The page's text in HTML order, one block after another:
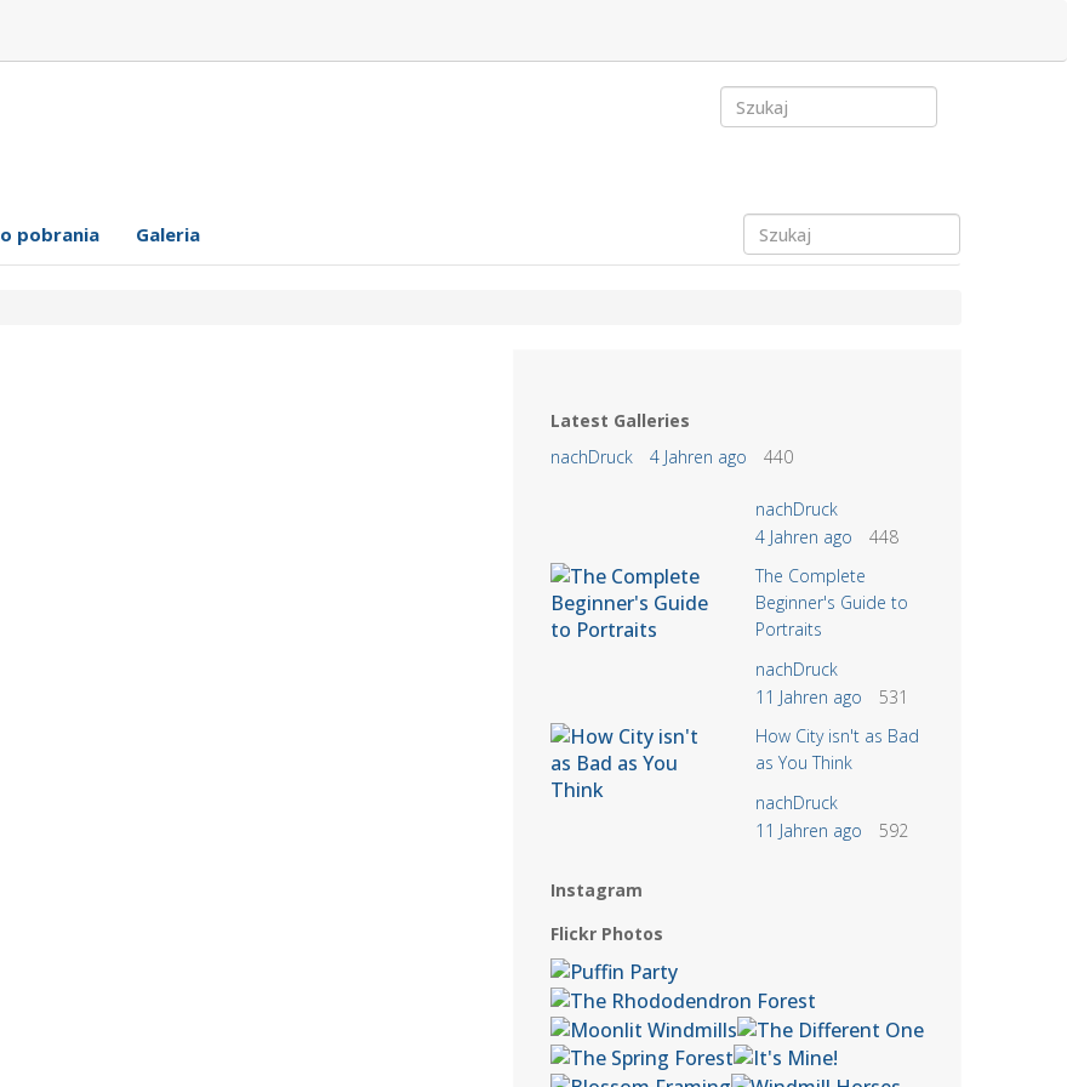
pobrania Galeria
Latest Galleries
nachDruck
4 Jahren ago 440
nachDruck
4 Jahren ago
448
The Complete
Beginner's Guide to
Portraits
nachDruck
11 Jahren ago
531
How City isn't as Bad
as You Think
nachDruck
11 Jahren ago
592
Instagram
Flickr Photos